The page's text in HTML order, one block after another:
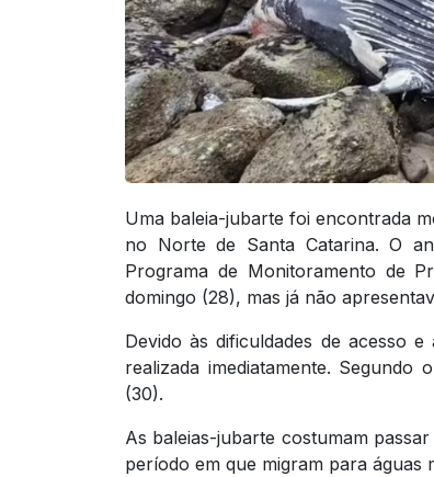
Uma baleia-jubarte foi encontrada
no Norte de Santa Catarina. O
Programa de Monitoramento de
domingo (28), mas já não
Devido às dificuldades de acesso
realizada imediatamente.
(30).
As baleias-jubarte costumam
período em que migram para águas